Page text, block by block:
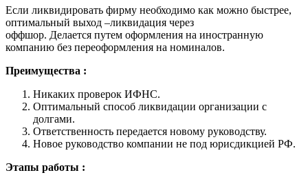
Если ликвидировать фирму необходимо как можно быстрее,
оптимальный выход –ликвидация через
оффшор. Делается путем оформления на иностранную
компанию без переоформления на номиналов.
Преимущества :
Никаких проверок ИФНС.
Оптимальный способ ликвидации организации с
долгами.
Ответственность передается новому руководству.
Новое руководство компании не под юрисдикцией РФ.
Этапы работы :